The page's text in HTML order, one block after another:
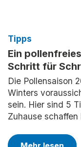
Tipps
Ein
Schritt für
Die Pollensaison
Winters
sein. Hier sind 5
Zuhause schaffen